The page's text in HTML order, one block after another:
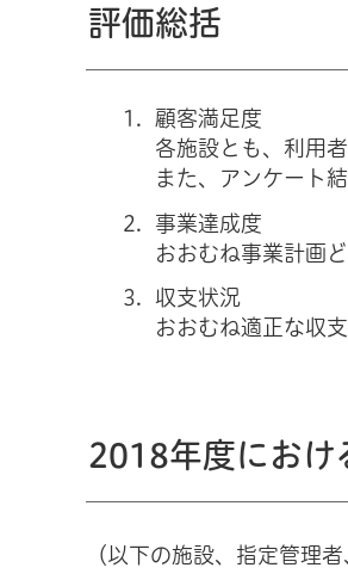
評価総括
顧客満足度
各施設とも、利用
また、アンケート
事業達成度
おおむね事業計画
収支状況
おおむね適正な収支
2018年度におけ
（以下の施設、指定管理